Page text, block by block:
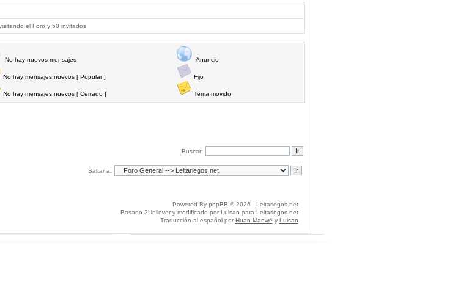
el Foro y 50 invitados
No hay nuevos mensajes
No hay mensajes nuevos [ Popular ]
No hay mensajes nuevos [ Cerrado ]
Anuncio
Fijo
Tema movido
Buscar:
Saltar a:
Powered By phpBB © 2026 - Leitariegos.net
Basado 2Unilever y modificado por Luisan para Leitariegos.net
Traducción al español por Huan Manwë y Luisan